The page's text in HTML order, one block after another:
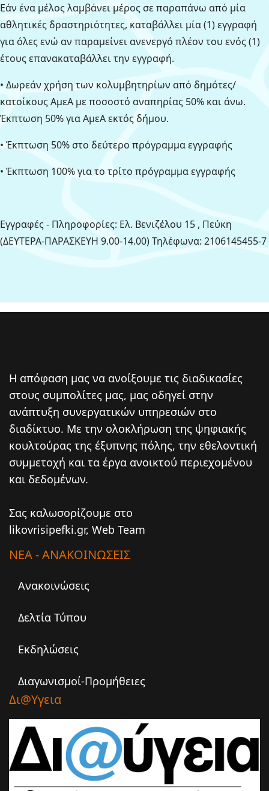
Εάν ένα μέλος λαμβάνει μέρος σε παραπάνω από μία
αθλητικές δραστηριότητες, καταβάλλει μία (1) εγγραφή
για όλες ενώ αν παραμείνει ανενεργό πλέον του ενός (1)
έτους επανακαταβάλλει την εγγραφή.
• Δωρεάν χρήση των κολυμβητηρίων από δημότες/
κατοίκους ΑμεΑ με ποσοστό αναπηρίας 50% και άνω.
Έκπτωση 50% για ΑμεΑ εκτός δήμου.
• Έκπτωση 50% στο δεύτερο πρόγραμμα εγγραφής
• Έκπτωση 100% για το τρίτο πρόγραμμα εγγραφής
Εγγραφές - Πληροφορίες: Ελ. Βενιζέλου 15 , Πεύκη
(ΔΕΥΤΕΡΑ-ΠΑΡΑΣΚΕΥΗ 9.00-14.00) Τηλέφωνα: 2106145455-7
Η απόφαση μας να ανοίξουμε τις διαδικασίες
στους συμπολίτες μας, μας οδηγεί στην
ανάπτυξη συνεργατικών υπηρεσιών στο
διαδίκτυο. Mε την ολοκλήρωση της ψηφιακής
κουλτούρας της έξυπνης πόλης, την εθελοντική
συμμετοχή και τα έργα ανοικτού περιεχομένου
και δεδομένων.
Σας καλωσορίζουμε στο
likovrisipefki.gr, Web Team
ΝΕΑ - ΑΝΑΚΟΙΝΩΣΕΙΣ
Ανακοινώσεις
Δελτία Τύπου
Εκδηλώσεις
Διαγωνισμοί-Προμήθειες
Δι@υγεια